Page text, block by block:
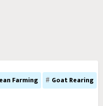
Farming
Goat Rearing